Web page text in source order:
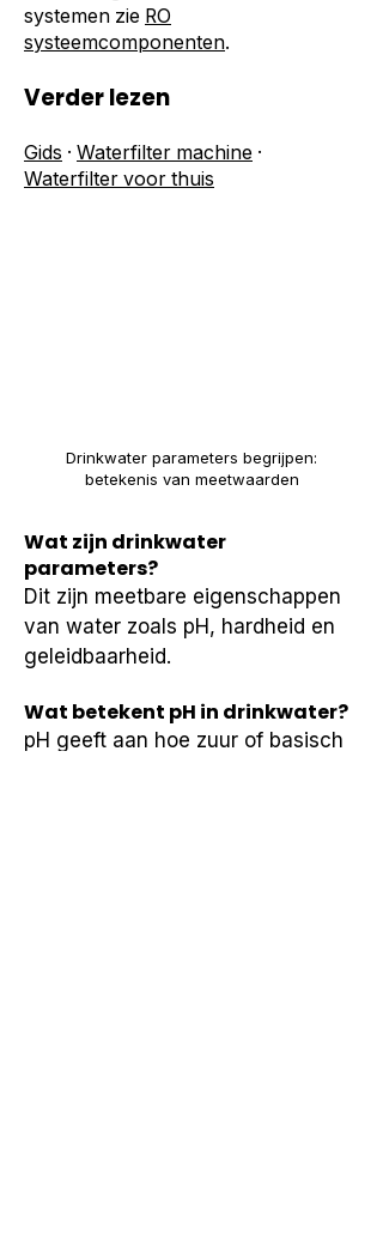
systemen zie RO
systeemcomponenten.
Verder lezen
Gids · Waterfilter machine ·
Waterfilter voor thuis
Drinkwater parameters begrijpen:
betekenis van meetwaarden
Wat zijn drinkwater
parameters?
Dit zijn meetbare eigenschappen
van water zoals pH, hardheid en
geleidbaarheid.
Wat betekent pH in drinkwater?
pH geeft aan hoe zuur of basisch